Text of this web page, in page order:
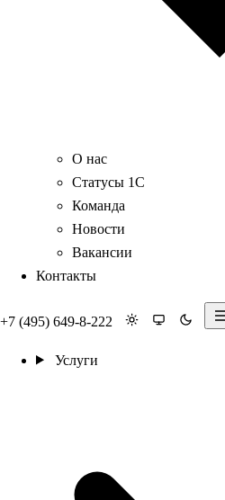
О нас
Статусы 1С
Команда
Новости
Вакансии
Контакты
+7 (495) 649-8-222
Услуги